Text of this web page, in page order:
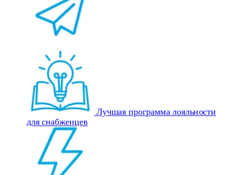
Лучшая программа лояльности
для снабженцев